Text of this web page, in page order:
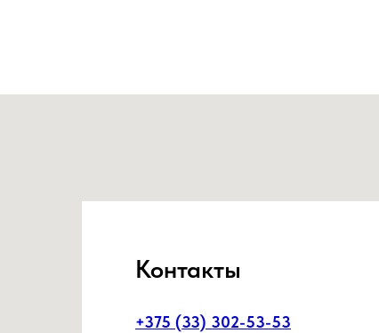
Контакты
+375 (33) 302-53-53